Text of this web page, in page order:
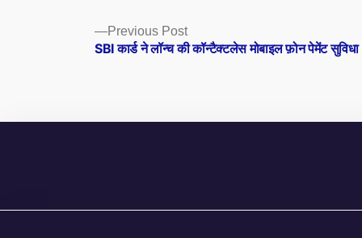
Posts
navigation
Previous PostPrevious
post:
SBI कार्ड ने लॉन्च की कॉन्टैक्टलेस मोबाइल फ़ोन पेमेंट सुविधा